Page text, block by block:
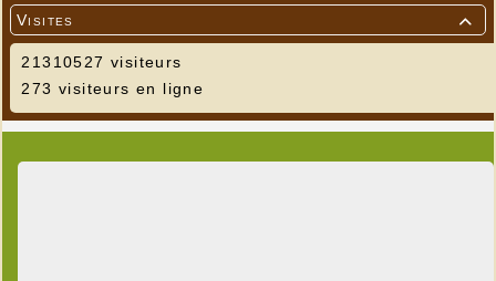

Visites
21310527 visiteurs
273 visiteurs en ligne